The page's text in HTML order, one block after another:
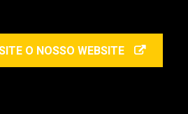
O NOSSO WEBSITE